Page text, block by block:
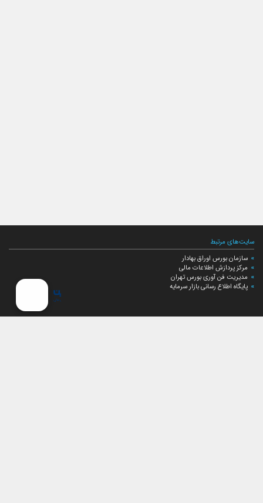
سایت‌های مرتبط
سازمان بورس اوراق بهادار
مرکز پردازش اطلاعات مالی
مدیریت فن آوری بورس تهران
پایگاه اطلاع رسانی بازار سرمایه
ارتباط با صندوق